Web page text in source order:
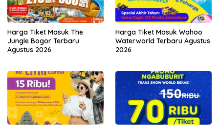
Harga Tiket Masuk The
Jungle Bogor Terbaru
Agustus 2026
Harga Tiket Masuk Wahoo
Waterworld Terbaru Agustus
2026